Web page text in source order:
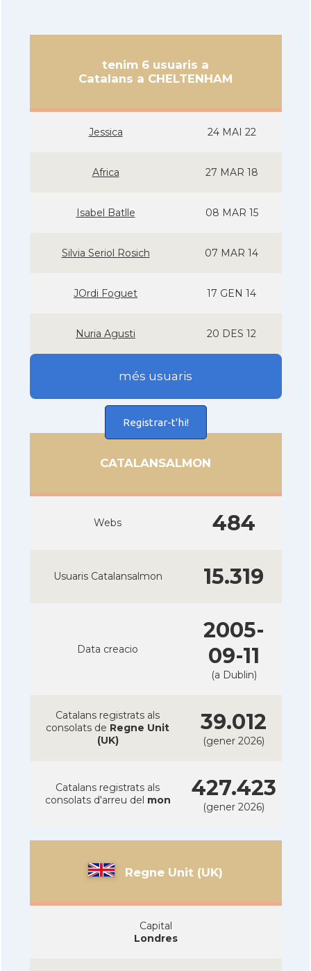
tenim 6 usuaris a
Catalans a CHELTENHAM
Jessica 24 MAI 22
Africa 27 MAR 18
Isabel Batlle 08 MAR 15
Silvia Seriol Rosich 07 MAR 14
JOrdi Foguet 17 GEN 14
Nuria Agusti 20 DES 12
més usuaris
Registrar-t'hi!
CATALANSALMON
Webs 484
Usuaris Catalansalmon 15.319
Data creacio
2005-
09-11
(a Dublin)
Catalans registrats als
consolats de Regne Unit
(UK)
39.012
(gener 2026)
Catalans registrats als
consolats d'arreu del mon 427.423
(gener 2026)
Regne Unit (UK)
Capital
Londres